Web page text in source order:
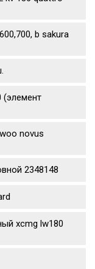
b sakura
novus
2348148
xcmg lw180